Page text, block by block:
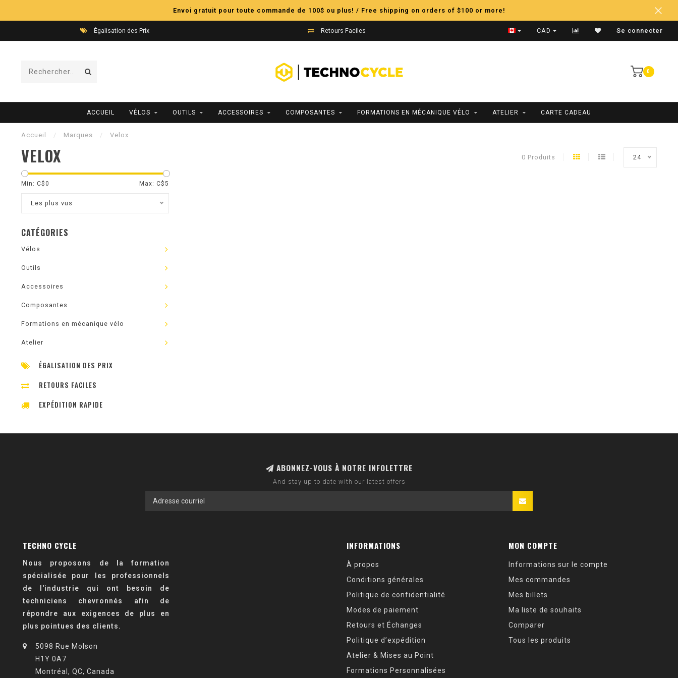
Envoi gratuit pour toute commande de 100$ ou plus! / Free shipping on orders of $100 or more!
Égalisation des Prix Retours Faciles Expédition Rapide
CAD Se connecter
0
ACCUEIL VÉLOS OUTILS ACCESSOIRES COMPOSANTES FORMATIONS EN MÉCANIQUE VÉLO ATELIER CARTE CADEAU
Accueil / Marques / Velox
VELOX 0 Produits 24
Min: C$0 Max: C$5
Les plus vus
CATÉGORIES
Vélos
Outils
Accessoires
Composantes
Formations en mécanique vélo
Atelier
ÉGALISATION DES PRIX
RETOURS FACILES
EXPÉDITION RAPIDE
ABONNEZ-VOUS À NOTRE INFOLETTRE
And stay up to date with our latest offers
TECHNO CYCLE
Nous proposons de la formation
spécialisée pour les professionnels
de l'industrie qui ont besoin de
techniciens chevronnés afin de
répondre aux exigences de plus en
plus pointues des clients.
5098 Rue Molson
H1Y 0A7
Montréal, QC, Canada
INFORMATIONS
À propos
Conditions générales
Politique de confidentialité
Modes de paiement
Retours et Échanges
Politique d’expédition
Atelier & Mises au Point
Formations Personnalisées
MON COMPTE
Informations sur le compte
Mes commandes
Mes billets
Ma liste de souhaits
Comparer
Tous les produits